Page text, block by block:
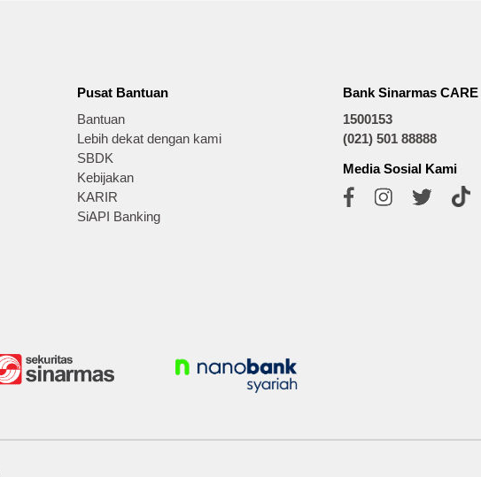
Pusat Bantuan
Bantuan
Lebih dekat dengan kami
SBDK
Kebijakan
KARIR
SiAPI Banking
Bank Sinarmas CARE
1500153
(021) 501 88888
Media Sosial Kami